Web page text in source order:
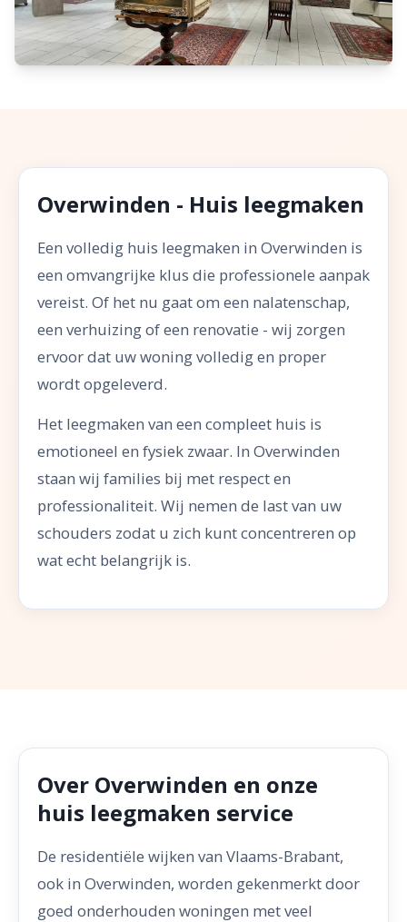
Overwinden - Huis leegmaken
Een volledig huis leegmaken in Overwinden is
een omvangrijke klus die professionele aanpak
vereist. Of het nu gaat om een nalatenschap,
een verhuizing of een renovatie - wij zorgen
ervoor dat uw woning volledig en proper
wordt opgeleverd.
Het leegmaken van een compleet huis is
emotioneel en fysiek zwaar. In Overwinden
staan wij families bij met respect en
professionaliteit. Wij nemen de last van uw
schouders zodat u zich kunt concentreren op
wat echt belangrijk is.
Over Overwinden en onze
huis leegmaken service
De residentiële wijken van Vlaams-Brabant,
ook in Overwinden, worden gekenmerkt door
goed onderhouden woningen met veel